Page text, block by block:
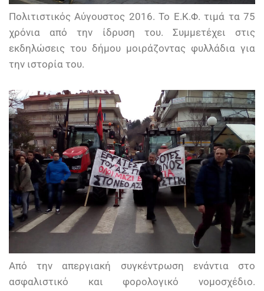
Πολιτιστικός Αύγουστος 2016. Το Ε.Κ.Φ. τιμά τα 75
χρόνια από την ίδρυση του. Συμμετέχει στις
εκδηλώσεις του δήμου μοιράζοντας φυλλάδια για
την ιστορία του.
Από την απεργιακή συγκέντρωση ενάντια στο
ασφαλιστικό και φορολογικό νομοσχέδιο.